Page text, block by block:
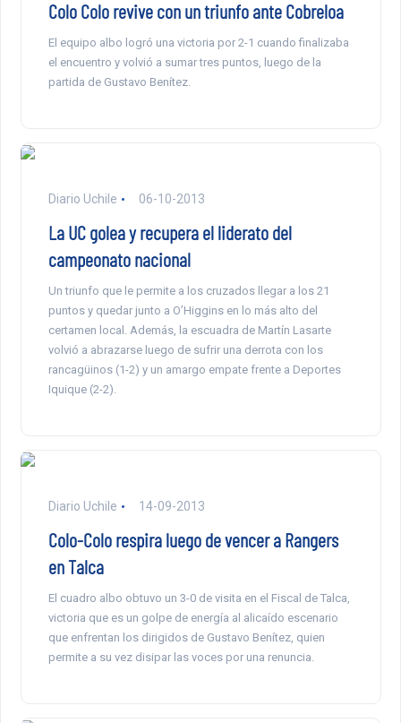
Colo Colo revive con un triunfo ante Cobreloa
El equipo albo logró una victoria por 2-1 cuando finalizaba
el encuentro y volvió a sumar tres puntos, luego de la
partida de Gustavo Benítez.
Diario Uchile 06-10-2013
La UC golea y recupera el liderato del
campeonato nacional
Un triunfo que le permite a los cruzados llegar a los 21
puntos y quedar junto a O’Higgins en lo más alto del
certamen local. Además, la escuadra de Martín Lasarte
volvió a abrazarse luego de sufrir una derrota con los
rancagüinos (1-2) y un amargo empate frente a Deportes
Iquique (2-2).
Diario Uchile 14-09-2013
Colo-Colo respira luego de vencer a Rangers
en Talca
El cuadro albo obtuvo un 3-0 de visita en el Fiscal de Talca,
victoria que es un golpe de energía al alicaído escenario
que enfrentan los dirigidos de Gustavo Benítez, quien
permite a su vez disipar las voces por una renuncia.